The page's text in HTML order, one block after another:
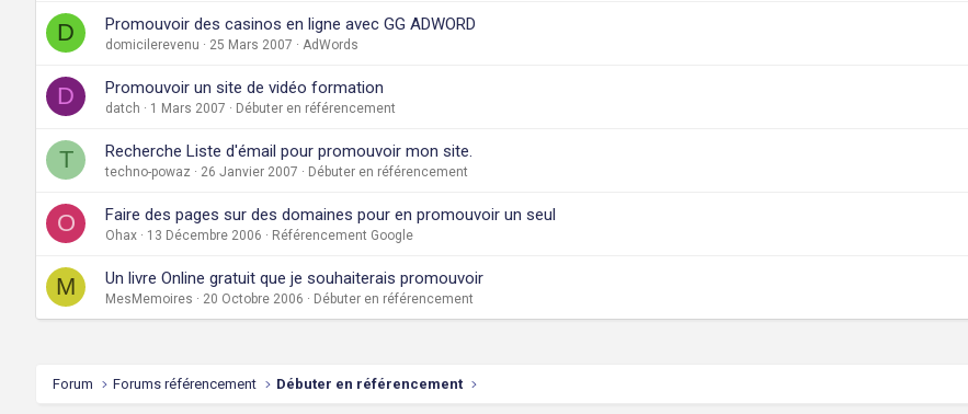
D Promouvoir des casinos en ligne avec GG ADWORD
domicilerevenu 25 Mars 2007 AdWords
D Promouvoir un site de vidéo formation
datch 1 Mars 2007 Débuter en référencement
T Recherche Liste d'émail pour promouvoir mon site.
techno-powaz 26 Janvier 2007 Débuter en référencement
O Faire des pages sur des domaines pour en promouvoir un seul
Ohax 13 Décembre 2006 Référencement Google
M Un livre Online gratuit que je souhaiterais promouvoir
MesMemoires 20 Octobre 2006 Débuter en référencement
Forum Forums référencement Débuter en référencement